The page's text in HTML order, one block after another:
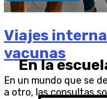
Viajes
vacunas
En un mundo que se
a otro, las consultas
En la